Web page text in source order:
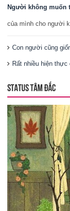
Người không muốn
của mình cho người
Con người cũng
Rất nhiều hiện
STATUS TÂM ĐẮC